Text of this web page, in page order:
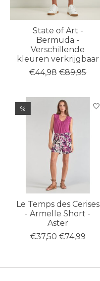
State of Art -
Bermuda -
Verschillende
kleuren verkrijgbaar
€44,98 €89,95
%
Le Temps des Cerises
- Armelle Short -
Aster
€37,50 €74,99